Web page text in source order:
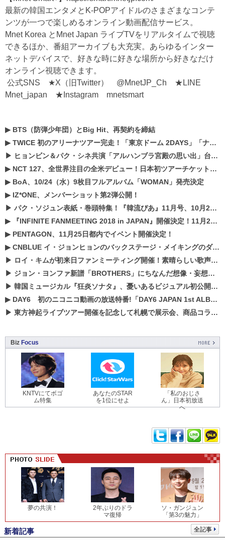
最新の韓国エンタメとK-POPアイドルのさまざまなコンテ
ンツが一つで楽しめるオンライン動画配信サービス。
Mnet Korea とMnet Japan ライブTVをリアルタイムで視聴
できるほか、番組アーカイブも大充実。あらゆるインター
ネットデバイスで、好きな時に好きな場所から好きなだけ
オンライン視聴できます。
公式SNS ★X（旧Twitter） @MnetJP_Ch ★LINE
Mnet_japan ★Instagram mnetsmart
▶ BTS（防弾少年団）とBig Hit、再契約を締結
▶TWICE 初のアリーナツアー完走！「東京ドーム 2DAYS」「ナゴヤドーム1DAY」「京セラドーム1DAY」2019年ドームツアー開催決定！！
▶ ヒョンビン＆パク・シネ共演「アルハンブラ宮殿の思い出」台本読み現場を公開
▶ NCT 127、全世界注目の全米デビュー！日本初ツアーチケットが早くもプレミア化！？
▶ BoA、10/24（水）9枚目フルアルバム「WOMAN」発売決定
▶ IZ*ONE、メンバーショット第2弾公開！
▶ パク・ソジュン表紙・巻頭特集！『韓流ぴあ』11月号、10月22日（月）発売！
▶
『INFINITE FANMEETING 2018 in JAPAN』開催決定！11月21、22日にパシフィコ横浜にて実施
▶ PENTAGON、11月25日都内でイベント開催決定！
▶CNBLUE イ・ジョンヒョンのバックステージ・メイキングのダイジェスト映像が公開！
▶ ロイ・キムが初来日ファンミーティング開催！素晴らしい歌声に癒される贅沢な時間
▶ ジョン・ヨンファ新譜「BROTHERS」にちなんだ想像・妄想企画がスタート！
▶ 韓国ミュージカル『狂炎ソナタ』、憂いある​ビジュアル初公開!! 主役リョウク、SHIN、KENらのコメントが到着！
▶ DAY6 初のニコニコ動画の放送特番!「DAY6 JAPAN 1st ALBUM「UNLOCK」発売記念 ライブ@ニコ生」を配信決定!
▶ 東方神起ライブツアー開催を記念して札幌で展示会、商品コラボが実現！！
Biz Focus
KNTVにてボゴ
ム特集
あなたのSTAR
を1位にせよ
「私のおじさ
ん」日本初放送
へ
夢の共演！
2年ぶりのドラ
マ復帰
ソ・ガンジュン
「第3の魅力」
全記事
新着記事